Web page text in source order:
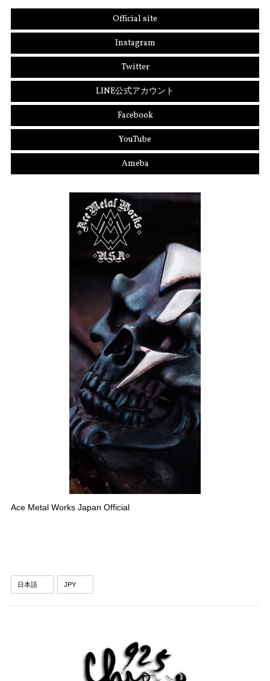
Official site
Instagram
Twitter
LINE公式アカウント
Facebook
YouTube
Ameba
Ace Metal Works Japan Official